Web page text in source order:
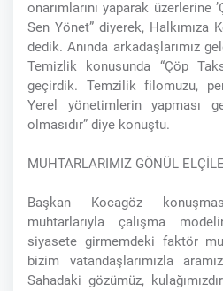
onarımlarını yaparak üzerlerine
Sen Yönet” diyerek, Halkımıza
dedik. Anında arkadaşlarımız
Temizlik konusunda “Çöp
geçirdik. Temzilik filomuzu,
Yerel yönetimlerin yapması
olmasıdır” diye konuştu.
MUHTARLARIMIZ GÖNÜL
Başkan Kocagöz
muhtarlarıyla çalışma
siyasete girmemdeki faktör
bizim vatandaşlarımızla
Sahadaki gözümüz,